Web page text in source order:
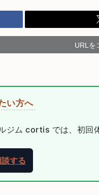
URLを
い方へ
ジム cortis では、初回
する